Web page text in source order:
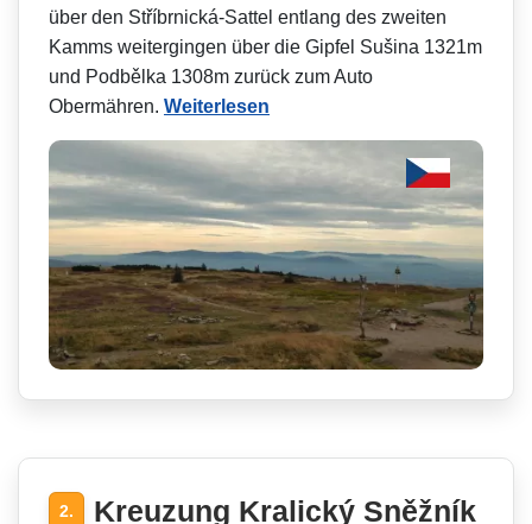
über den Stříbrnická-Sattel entlang des zweiten
Kamms weitergingen über die Gipfel Sušina 1321m
und Podbělka 1308m zurück zum Auto
Obermähren. Weiterlesen
2. Kreuzung Kralický Sněžník